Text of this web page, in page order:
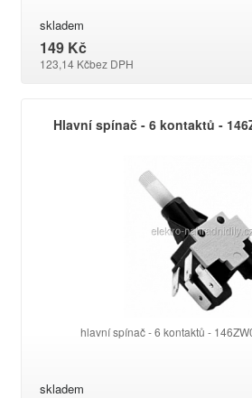
skladem
149 Kč
123,14 Kčbez DPH
Hlavní spínač - 6 kontaktů -
hlavní spínač - 6 kontaktů -
skladem